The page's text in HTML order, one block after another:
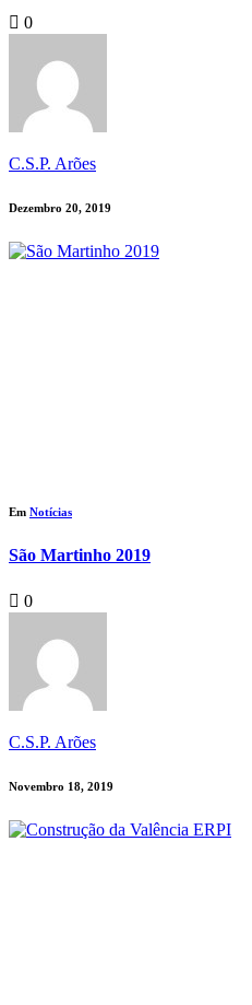
0
C.S.P. Arões
Dezembro 20, 2019
Em Notícias
São Martinho 2019
0
C.S.P. Arões
Novembro 18, 2019